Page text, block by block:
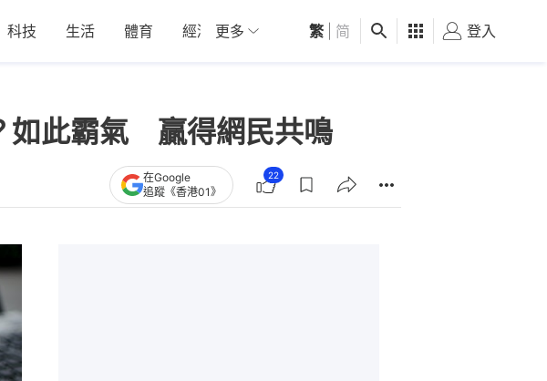
科技 生活 體育 經濟 01深圳 觀點 健康 好食玩飛
更多 繁 简 登入
如此霸氣 贏得網民共鳴
在Google
追蹤《香港01》
22